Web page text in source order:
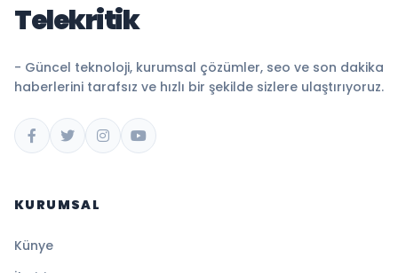
Telekritik
- Güncel teknoloji, kurumsal çözümler, seo ve son dakika
haberlerini tarafsız ve hızlı bir şekilde sizlere ulaştırıyoruz.
KURUMSAL
Künye